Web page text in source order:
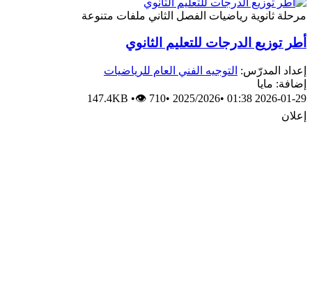
مرحلة ثانوية رياضيات الفصل الثاني ملفات متنوعة
أطر توزيع الدرجات للتعليم الثانوي
إعداد المدرّس: التوجيه الفني العام للرياضيات
إضافة: مايا
2026-01-29 01:38
•
2025/2026
•
147.4KB •👁 710
إعلان